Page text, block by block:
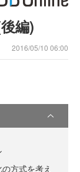
編)
2016/05/10 06:00
方式を考え